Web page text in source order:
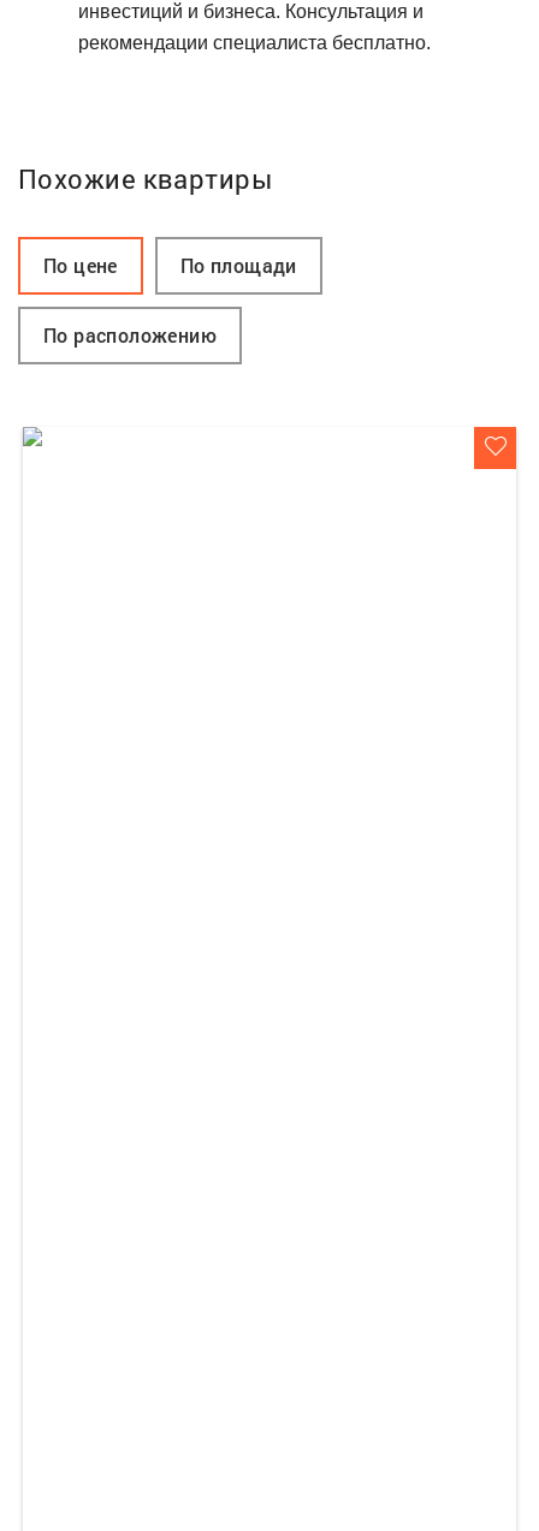
инвестиций и бизнеса. Консультация и
рекомендации специалиста бесплатно.
Похожие квартиры
По цене По площади
По расположению